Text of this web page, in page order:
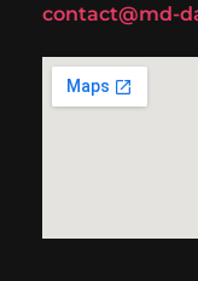
contact@md-